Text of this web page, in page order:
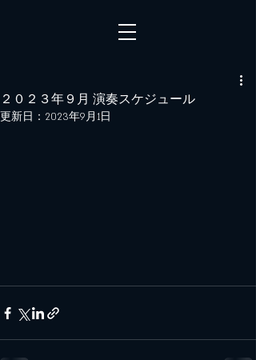
２０２３年９月 演奏スケジュール
更新日： 2023年9月1日